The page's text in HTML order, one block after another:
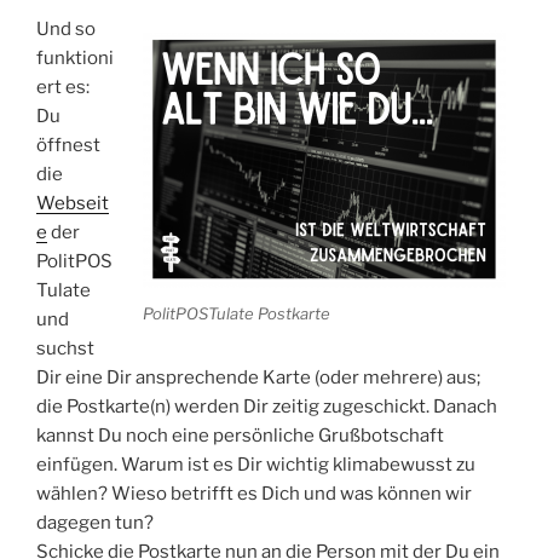
PolitPOSTulate Postkarte
Und so
funktioni
ert es:
Du
öffnest
die
Webseit
e der
PolitPOS
Tulate
und
suchst
Dir eine Dir ansprechende Karte (oder mehrere) aus;
die Postkarte(n) werden Dir zeitig zugeschickt. Danach
kannst Du noch eine persönliche Grußbotschaft
einfügen. Warum ist es Dir wichtig klimabewusst zu
wählen? Wieso betrifft es Dich und was können wir
dagegen tun?
Schicke die Postkarte nun an die Person mit der Du ein